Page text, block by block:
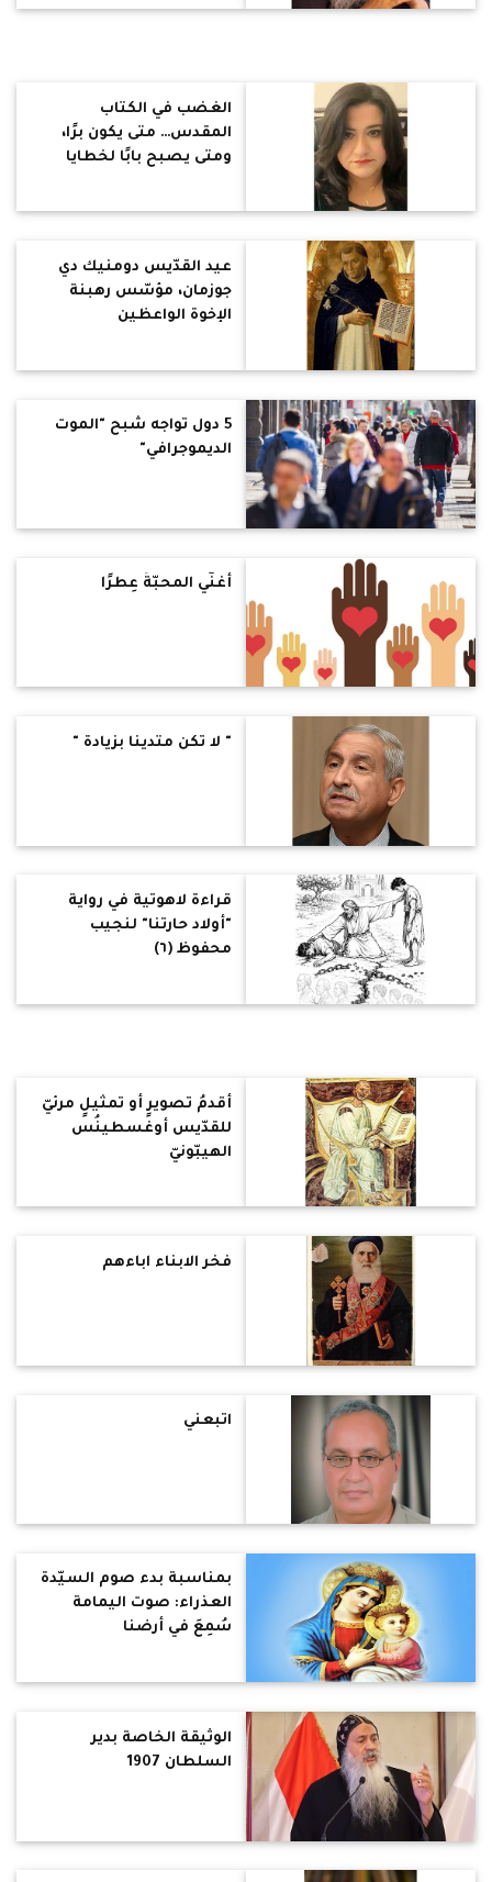
الغضب في الكتاب
المقدس… متى يكون برًا،
ومتى يصبح بابًا لخطايا
عيد القدّيس دومنيك دي
جوزمان، مؤسّس رهبنة
الإخوة الواعظين
5 دول تواجه شبح "الموت
الديموجرافي"
أُغنّي المحبّةَ عِطرًا
" لا تكن متدينا بزيادة "
قراءةٌ لاهوتية في رواية
"أولاد حارتنا" لنجيب
محفوظ (٦)
أقدمُ تصويرٍ أو تمثيلٍ مرئيّ
للقدّيس أوغسطينُس
الهيبّونيّ
فخر الابناء اباءهم
اتبعني
بمناسبة بدء صوم السيّدة
العذراء: صوت اليمامة
سُمِعَ في أرضنا
الوثيقة الخاصة بدير
السلطان 1907